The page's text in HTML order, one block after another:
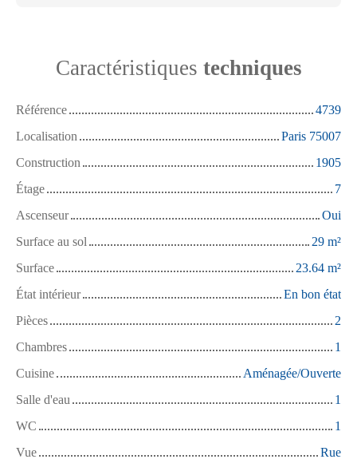
Caractéristiques techniques
Référence
4739
Localisation
Paris 75007
Construction
1905
Étage
7
Ascenseur
Oui
Surface au sol
29 m²
Surface
23.64 m²
État intérieur
En bon état
Pièces
2
Chambres
1
Cuisine
Aménagée/Ouverte
Salle d'eau
1
WC
1
Vue
Rue